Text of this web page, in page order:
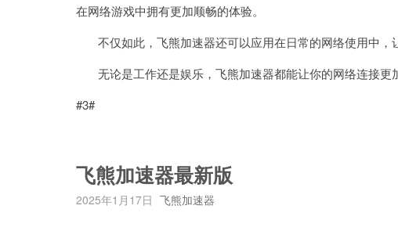
在网络游戏中拥有更加顺畅的体验。
不仅如此，飞熊加速器还可以应用在日常的网络使用中，
无论是工作还是娱乐，飞熊加速器都能让你的网络连接更
#3#
飞熊加速器最新版
2025年1月17日 飞熊加速器